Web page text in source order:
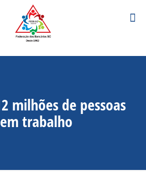
milhões de pessoas
trabalho